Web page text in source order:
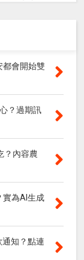
都會開始雙
？過期訊
？內容農
實為AI生成
通知？點連